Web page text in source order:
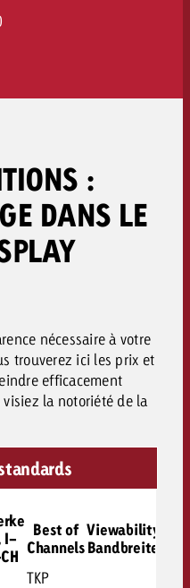
:
DANS LE
nécessaire à votre
trouverez ici les prix et
efficacement
la notoriété de la
I-
Best of
Channels
Viewability
Bandbreite
TKP